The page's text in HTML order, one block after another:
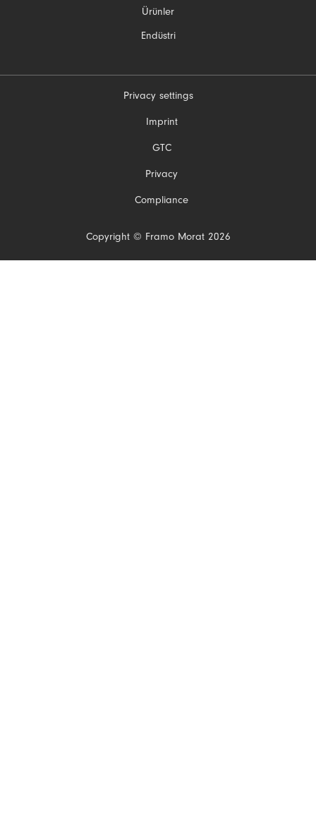
Ürünler
Endüstri
Copyright © Framo Morat 2026
Privacy settings
Gezinmeyi
Imprint
GTC
Privacy
Compliance